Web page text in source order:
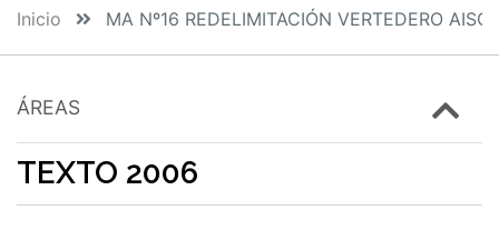
Inicio MA Nº16 REDELIMITACIÓN VERTEDERO
ÁREAS
TEXTO 2006